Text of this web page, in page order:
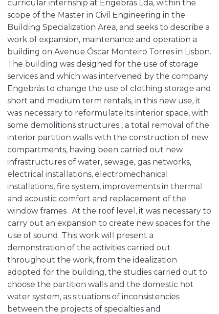
curricular internship at Engebrás Lda, within the
scope of the Master in Civil Engineering in the
Building Specialization Area, and seeks to describe a
work of expansion, maintenance and operation a
building on Avenue Óscar Monteiro Torres in Lisbon.
The building was designed for the use of storage
services and which was intervened by the company
Engebrás to change the use of clothing storage and
short and medium term rentals, in this new use, it
was necessary to reformulate its interior space, with
some demolitions structures , a total removal of the
interior partition walls with the construction of new
compartments, having been carried out new
infrastructures of water, sewage, gas networks,
electrical installations, electromechanical
installations, fire system, improvements in thermal
and acoustic comfort and replacement of the
window frames . At the roof level, it was necessary to
carry out an expansion to create new spaces for the
use of sound. This work will present a
demonstration of the activities carried out
throughout the work, from the idealization
adopted for the building, the studies carried out to
choose the partition walls and the domestic hot
water system, as situations of inconsistencies
between the projects of specialties and